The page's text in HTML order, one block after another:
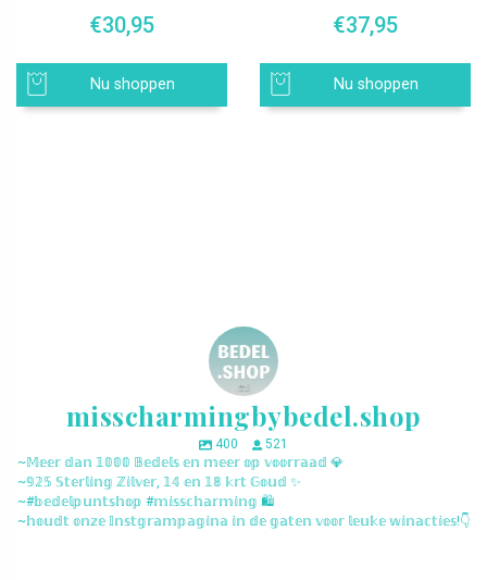
€30,95
Nu shoppen
€37,95
Nu shoppen
misscharmingbybedel.shop
400
521
~𝕄𝕖𝕖𝕣 𝕕𝕒𝕟 𝟙𝟘𝟘𝟘 𝔹𝕖𝕕𝕖𝕝𝕤 𝕖𝕟 𝕞𝕖𝕖𝕣 𝕠𝕡 𝕧𝕠𝕠𝕣𝕣𝕒𝕒𝕕 💎
~𝟡𝟚𝟝 𝕊𝕥𝕖𝕣𝕝𝕚𝕟𝕘 ℤ𝕚𝕝𝕧𝕖𝕣, 𝟙𝟜 𝕖𝕟 𝟙𝟠 𝕜𝕣𝕥 𝔾𝕠𝕦𝕕 ✨
~#𝕓𝕖𝕕𝕖𝕝𝕡𝕦𝕟𝕥𝕤𝕙𝕠𝕡 #𝕞𝕚𝕤𝕤𝕔𝕙𝕒𝕣𝕞𝕚𝕟𝕘 🛍️
~𝕙𝕠𝕦𝕕𝕥 𝕠𝕟𝕫𝕖 𝕀𝕟𝕤𝕥𝕘𝕣𝕒𝕞𝕡𝕒𝕘𝕚𝕟𝕒 𝕚𝕟 𝕕𝕖 𝕘𝕒𝕥𝕖𝕟 𝕧𝕠𝕠𝕣 𝕝𝕖𝕦𝕜𝕖 𝕨𝕚𝕟𝕒𝕔𝕥𝕚𝕖𝕤!👇